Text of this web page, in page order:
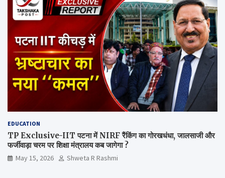
EDUCATION
TP Exclusive-IIT पटना में NIRF रैंकिंग का गोरखधंधा, जालसाजी और
फर्जीवाड़ा चरम पर शिक्षा मंत्रालय कब जागेगा ?
May 15, 2026 Shweta R Rashmi